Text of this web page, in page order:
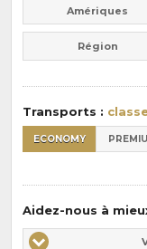
Amériques
Région
Transports :
ECONOMY
Aidez-nous à
Vos